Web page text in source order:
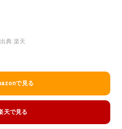
出典:楽天
で見る
天で見る